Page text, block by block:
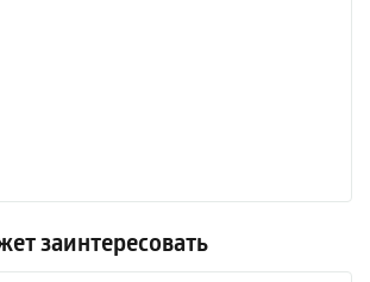
заинтересовать